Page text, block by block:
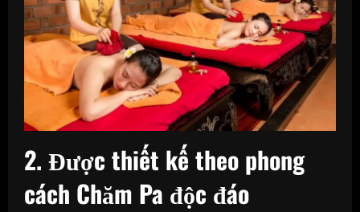
2. Được thiết kế theo phong
cách Chăm Pa độc đáo